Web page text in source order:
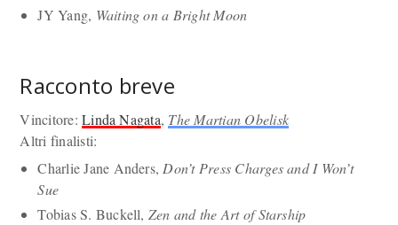
JY Yang, Waiting on a Bright Moon
Racconto breve
Vincitore:Linda Nagata, The Martian Obelisk
Altri finalisti:
Charlie Jane Anders, Don’t Press Charges and I Won’t
Sue
Tobias S. Buckell, Zen and the Art of Starship